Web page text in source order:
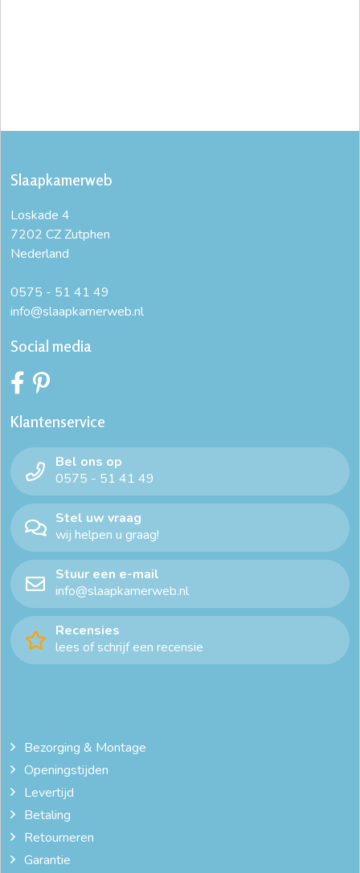
Slaapkamerweb
Loskade 4
7202 CZ Zutphen
Nederland
0575 - 51 41 49
info@slaapkamerweb.nl
Social media
Klantenservice
Bel ons op
0575 - 51 41 49
Stel uw vraag
wij helpen u graag!
Stuur een e-mail
info@slaapkamerweb.nl
Recensies
lees of schrijf een recensie
Bezorging & Montage
Openingstijden
Levertijd
Betaling
Retourneren
Garantie